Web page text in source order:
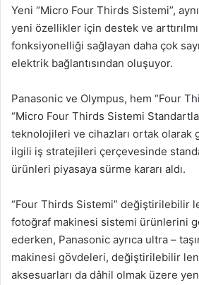
Yeni “Micro Four Thirds Sistemi”,
yeni özellikler için destek ve
fonksiyonelliği sağlayan daha çok
elektrik bağlantısından oluşuyor.
Panasonic ve Olympus, hem “Four
“Micro Four Thirds Sistemi
teknolojileri ve cihazları ortak olarak
ilgili iş stratejileri çerçevesinde
ürünleri piyasaya sürme kararı aldı.
“Four Thirds Sistemi” değiştirilebilir
fotoğraf makinesi sistemi ürünlerini
ederken, Panasonic ayrıca ultra –
makinesi gövdeleri, değiştirilebilir
aksesuarları da dâhil olmak üzere